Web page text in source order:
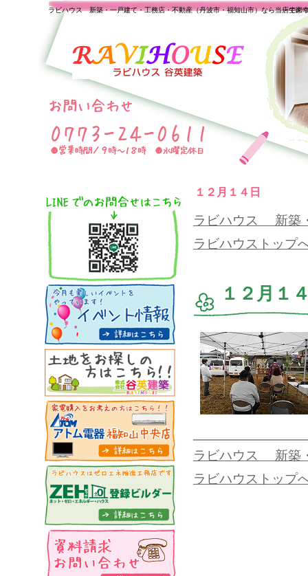
１２月１４日
一生の
ラビハウス 新築・一戸建て・工務店・不動産（丹波市・福知山市）なら当店で家
ラビハウス 新築
ラビハウストップ
１２月１
ラビハウス 新築
ラビハウストップ